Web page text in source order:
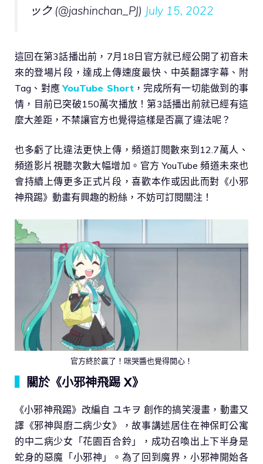
ック (@jashinchan_PJ) July 15, 2022
這回在第3話播出前，7月18日官方就已經公開了初音未
來的登場片段，達成上傳速度最快、中英翻譯字幕、附
Tag、對應YouTube Short，完成所有一切能做到的事
情，目前已突破150萬次播放！第3話播出前就已經有這
麼大差距，不禁讓官方也覺得這樣是否贏了違法呢？
也多虧了比違法更快上傳，頻道訂閱數來到12.7萬人、
頻道影片視聽次數大幅增加。官方 YouTube 頻道未來也
會持續上傳更多正式片段，喜歡本作或因此而對《小邪
神飛踢》動畫有興趣的粉絲，不妨可訂閱關注！
官方終於贏了！咪哭醬也覺得開心！
關於《小邪神飛踢 X》
《小邪神飛踢》改編自 ユキヲ 創作的搞笑漫畫，動畫又
譯《邪神與廚二病少女》，故事講述居住在神保町公寓
的中二病少女「花園百合鈴」，成功召喚出上下半身是
蛇身的惡魔「小邪神」。為了回到魔界，小邪神開始各